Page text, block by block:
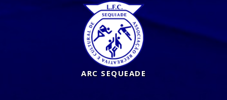
ARC SEQUEADE